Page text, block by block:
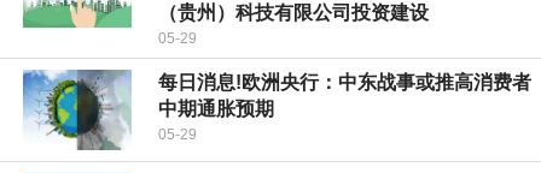
（贵州）科技有限公司投资建设
05-29
每日消息!欧洲央行：中东战事或推高消费者
中期通胀预期
05-29